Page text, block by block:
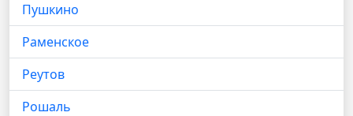
Пушкино
Раменское
Реутов
Рошаль